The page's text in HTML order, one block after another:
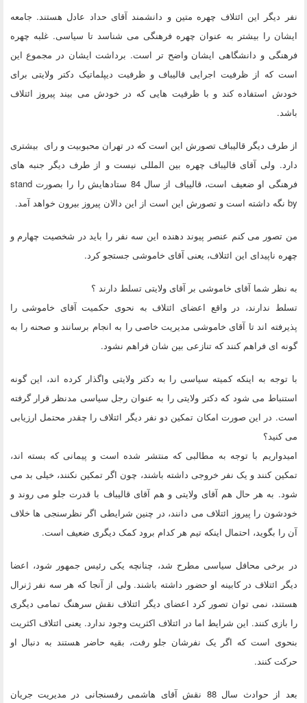
نفر دیگر این ائتلاف چهره متین و دانشمند آقای حداد عادل هستند. جامعه
ایشان را بیشتر به عنوان چهره فرهنگی می شناسد تا سیاسی. غلبه چهره
فرهنگی و دانشگاهی ایشان واضح تر است. برداشت ایشان در مجموع این
است که از ظرفیت اجرایی قالیباف و ظرفیت دیپلماتیک دکتر ولایتی برای
خودش استفاده کند و با ظرفیت هایی که در خودش می بیند پیروز ائتلاف
باشد.
از طرف دیگر قالیباف تصورش این است که در تهران محبوبیت و رای بیشتری
دارد. ولی آقای قالیباف چهره بین المللی نیست و از طرف دیگر جنبه های
فرهنگی او ضعیف است، قالیباف از سال 84 ستادهایش را را بصورت stand
by نگه داشته است و تصورش این است از این دالان پیروز بیرون خواهد آمد.
من تصور می کنم عنصر پیوند دهنده این سه نفر را باید در شخصیت چهارم و
چهره ناپیدای این ائتلاف، یعنی آقای خاموشی جستجو کرد.
به نظر شما آقای خاموشی بر آقای ولایتی تسلط دارند ؟
تسلط ندارند، در واقع اعضای ائتلاف به نحوی حکمیت آقای خاموشی را
پذیرفته اند تا آقای خاموشی مدیریت خاصی را به انجام برسانند و صحنه را به
گونه ای فراهم کنند که تنازعی بین شان فراهم نشود.
با توجه به اینکه کمیته سیاسی را به دکتر ولایتی واگذار کرده اند، این گونه
استنباط می شود که دکتر ولایتی را به عنوان رجل سیاسی مدنظر قرار گرفته
است. در این صورت امکان تمکین دو نفر دیگر ائتلاف را چقدر محتمل ارزیابی
می کنید؟
امیدواریم با توجه به مطالبی که منتشر شده است و پیمانی که بسته اند،
تمکین کنند و یک نفر خروجی داشته باشند، چون اگر تمکین نکنند، خیلی بد می
شود. به هر حال هم آقای ولایتی و هم آقای قالیباف با قدرت جلو می روند و
خودشون را پیروز ائتلاف می دانند، در چنین شرایطی اگر نظرسنجی ها خلاف
آن را بگوید، احتمال اینکه تیم هر کدام برود کمک دیگری ضعیف است.
در برخی محافل سیاسی مطرح شد، چنانچه یکی رئیس جمهور شود، اعضا
دیگر ائتلاف در کابینه او حضور داشته باشند. ولی از آنجا که هر سه نفر ژنرال
هستند، نمی توان تصور کرد اعضای دیگر ائتلاف نقش سرهنگ تمامی دیگری
را بازی کنند. این شرایط اما در ائتلاف اکثریت وجود ندارد. یعنی ائتلاف اکثریت
بنحوی است که اگر یک نفرشان جلو رفت، بقیه حاضر هستند به دنبال او
حرکت کنند.
بعد از حوادث سال 88 نقش آقای هاشمی رفسنجانی در مدیریت جریان